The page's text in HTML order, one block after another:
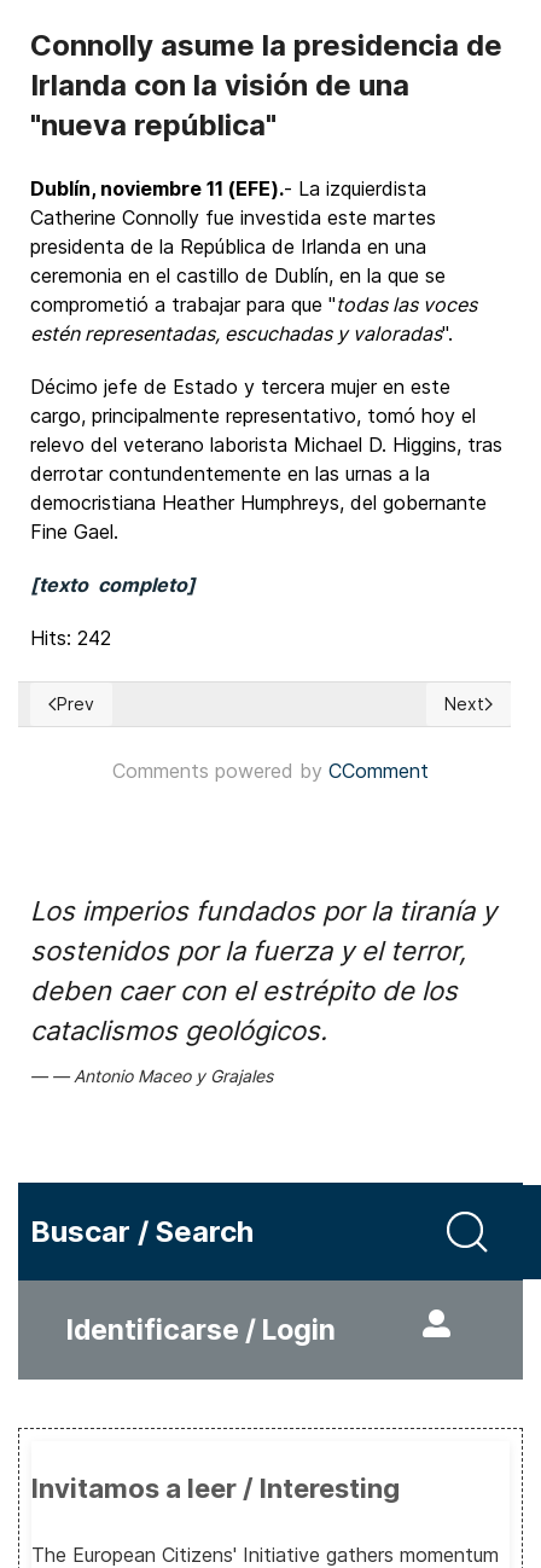
Connolly asume la presidencia de
Irlanda con la visión de una
"nueva república"
Dublín, noviembre 11 (EFE).- La izquierdista
Catherine Connolly fue investida este martes
presidenta de la República de Irlanda en una
ceremonia en el castillo de Dublín, en la que se
comprometió a trabajar para que "todas las voces
estén representadas, escuchadas y valoradas".
Décimo jefe de Estado y tercera mujer en este
cargo, principalmente representativo, tomó hoy el
relevo del veterano laborista Michael D. Higgins, tras
derrotar contundentemente en las urnas a la
democristiana Heather Humphreys, del gobernante
Fine Gael.
[texto completo]
Hits: 242
Previous article: Chile: Candidatos a la presidencia se
Prev Next
Next
Comments powered by CComment
Los imperios fundados por la tiranía y
sostenidos por la fuerza y el terror,
deben caer con el estrépito de los
cataclismos geológicos.
Antonio Maceo y Grajales
Buscar / Search
Identificarse / Login
Invitamos a leer / Interesting
The European Citizens' Initiative gathers momentum